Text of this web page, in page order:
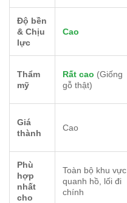
Độ bền
& Chịu
lực
Cao
Thẩm
mỹ
Rất cao (Giống
gỗ thật)
Giá
thành
Cao
Phù
hợp
nhất
cho
Toàn bộ khu vực
quanh hồ, lối đi
chính